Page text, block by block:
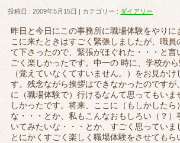
投稿日 : 2009年5月15日 カテゴリー : ダイアリー
昨日と今日にこの事務所に職場体験をやりに
こに来たときはすごく緊張しましたが、職員
て下さったので、緊張がほぐれた・・・と言
ごく楽しかったです。中一の 時に、学校か
（覚えていなくてすいません。）をお見かけ
す。残念ながら挨拶はできなかったのですが
に（職場体験で）行けるなんて思ってもいま
しかったです。将来、ここに（もしかしたら
な・・・とか、私もこんなおもしろい（？）
いてみたいな・・・とか、すごく思っていま
とにかくすごく楽しく職場体験をさせてもら